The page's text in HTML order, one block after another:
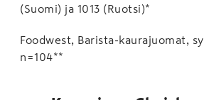
(Suomi) ja 1013 (Ruotsi)*
Foodwest, Barista-kaurajuomat,
n=104**